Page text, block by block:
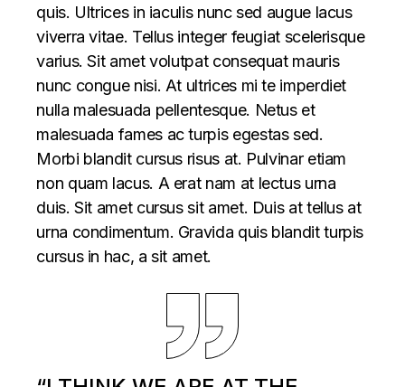
quis. Ultrices in iaculis nunc sed augue lacus
viverra vitae. Tellus integer feugiat scelerisque
varius. Sit amet volutpat consequat mauris
nunc congue nisi. At ultrices mi te imperdiet
nulla malesuada pellentesque. Netus et
malesuada fames ac turpis egestas sed.
Morbi blandit cursus risus at. Pulvinar etiam
non quam lacus. A erat nam at lectus urna
duis. Sit amet cursus sit amet. Duis at tellus at
urna condimentum. Gravida quis blandit turpis
cursus in hac, a sit amet.